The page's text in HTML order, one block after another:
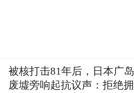
被核打击81年后，日本广岛
废墟旁响起抗议声：拒绝拥